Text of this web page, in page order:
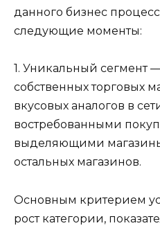
данного бизнес
следующие моменты:
1. Уникальный сегмент
собственных торговых
вкусовых аналогов в
востребованными
выделяющими
остальных магазинов.
Основным критерием
рост категории,